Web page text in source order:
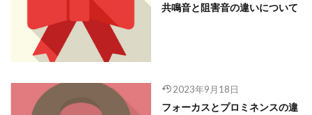
共鳴音と阻害音の違いについて
2023年9月18日
フォーカスとプロミネンスの違